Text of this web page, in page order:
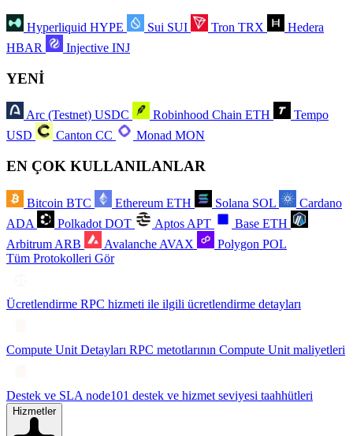
Hyperliquid HYPE Sui SUI Tron TRX
Hedera
HBAR
Injective INJ
YENİ
Arc (Testnet) USDC Robinhood Chain ETH
Tempo
USD
Canton CC Monad MON
EN ÇOK KULLANILANLAR
Bitcoin BTC Ethereum ETH Solana SOL
Cardano
ADA
Polkadot DOT Aptos APT Base ETH
Arbitrum ARB Avalanche AVAX Polygon POL
Tüm Protokolleri Gör
Ücretlendirme RPC hizmeti ile ilgili ücretlendirme detayları
Compute Unit Detayları RPC metotlarının Compute Unit maliyetleri
Destek ve SLA node101 destek ve hizmet seviyesi taahhütleri
Hizmetler